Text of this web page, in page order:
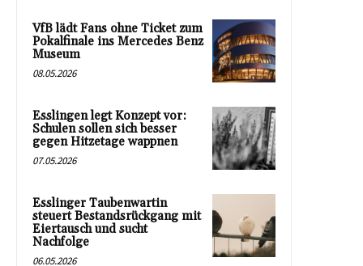
VfB lädt Fans ohne Ticket zum
Pokalfinale ins Mercedes Benz
Museum
08.05.2026
Esslingen legt Konzept vor:
Schulen sollen sich besser
gegen Hitzetage wappnen
07.05.2026
Esslinger Taubenwartin
steuert Bestandsrückgang mit
Eiertausch und sucht
Nachfolge
06.05.2026